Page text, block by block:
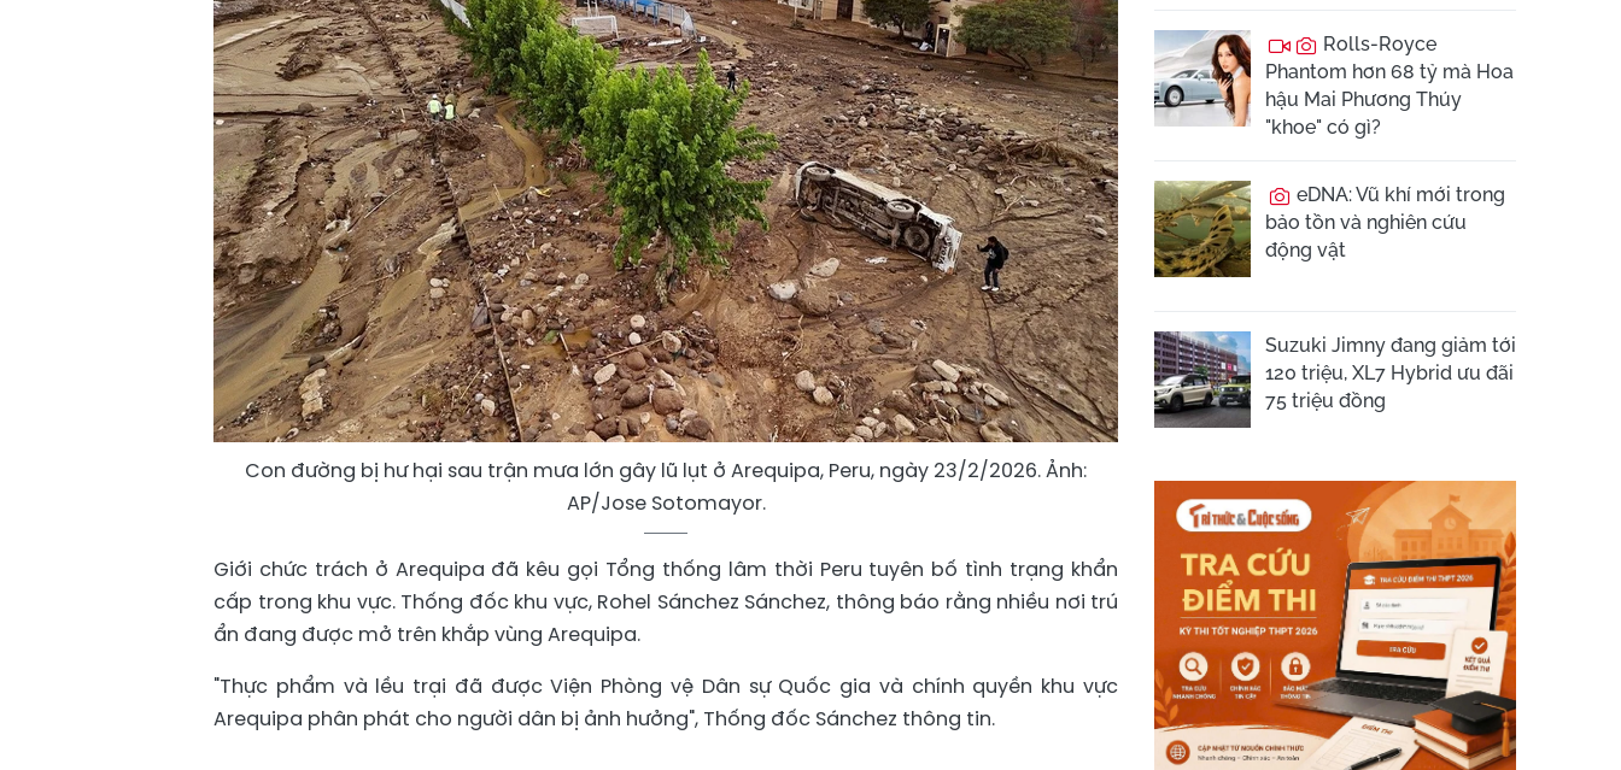
Con đường bị hư hại sau trận mưa lớn gây lũ lụt ở Arequipa, Peru, ngày 23/2/2026. Ảnh:
AP/Jose Sotomayor.
Giới chức trách ở Arequipa đã kêu gọi Tổng thống lâm thời Peru tuyên bố tình trạng khẩn
cấp trong khu vực. Thống đốc khu vực, Rohel Sánchez Sánchez, thông báo rằng nhiều nơi trú
ẩn đang được mở trên khắp vùng Arequipa.
"Thực phẩm và lều trại đã được Viện Phòng vệ Dân sự Quốc gia và chính quyền khu vực
Arequipa phân phát cho người dân bị ảnh hưởng", Thống đốc Sánchez thông tin.
Rolls-Royce
Phantom hơn 68 tỷ mà Hoa
hậu Mai Phương Thúy
"khoe" có gì?
eDNA: Vũ khí mới trong
bảo tồn và nghiên cứu
động vật
Suzuki Jimny đang giảm tới
120 triệu, XL7 Hybrid ưu đãi
75 triệu đồng